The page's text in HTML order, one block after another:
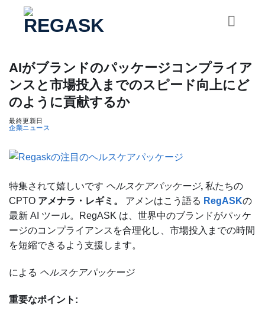
ッ
AIがブランドのパッケージコンプライア
ンスと市場投入までのスピード向上にど
のように貢献するか
最終更新日
企業ニュース
特集されて嬉しいです ヘルスケアパッケージ, 私たちの
CPTO アメナラ・レギミ。 アメンはこう語る RegASKの
最新 AI ツール。RegASK は、世界中のブランドがパッケ
ージのコンプライアンスを合理化し、市場投入までの時間
を短縮できるよう支援します。
による ヘルスケアパッケージ
重要なポイント: